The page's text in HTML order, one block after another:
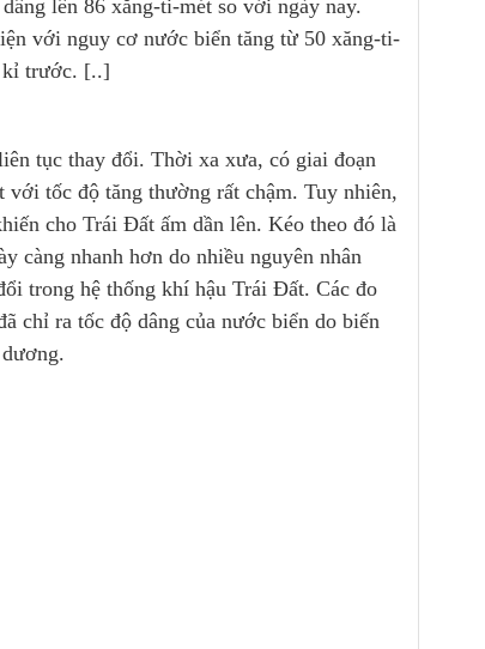
lên 86 xăng-ti-mét so với ngày nay.
với nguy cơ nước biển tăng từ 50 xăng-ti-
kỉ trước. [..]
tục thay đổi. Thời xa xưa, có giai đoạn
tốc độ tăng thường rất chậm. Tuy nhiên,
cho Trái Đất ấm dần lên. Kéo theo đó là
càng nhanh hơn do nhiều nguyên nhân
trong hệ thống khí hậu Trái Đất. Các đo
chỉ ra tốc độ dâng của nước biển do biến